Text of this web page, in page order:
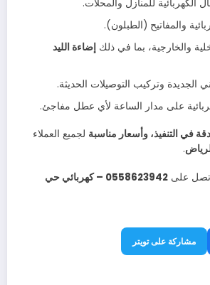
للمنازل والمحلات.
والمفاتيح (الطبلون).
والخارجية، بما في ذلكإضاءة الليد
الجديدة وتركيب التوصيلات الحديثة.
على مدار الساعة لأي عطل مفاجئ.
في التنفيذ، وأسعار مناسبة لجميع العملاء
.
على
0558623942 – كهربائي حي
مشاركة على تويتر